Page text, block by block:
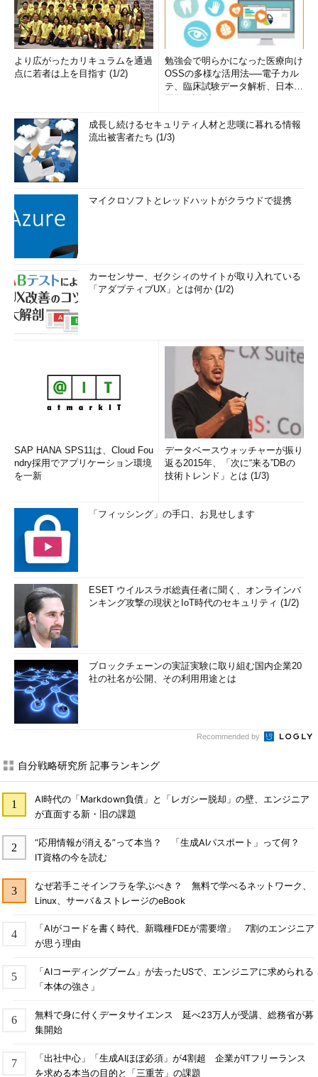
より広がったカリキュラムを通過
点に若者は上を目指す (1/2)
勉強会で明らかになった医療向け
OSSの多様な活用法──電子カル
テ、臨床試験データ解析、日本語
成長し続けるセキュリティ人材と悲嘆に暮れる情報
流出被害者たち (1/3)
マイクロソフトとレッドハットがクラウドで提携
カーセンサー、ゼクシィのサイトが取り入れている
「アダプティブUX」とは何か (1/2)
SAP HANA SPS11は、Cloud Fou
ndry採用でアプリケーション環境
を一新
データベースウォッチャーが振り
返る2015年、「次に“来る”DBの
技術トレンド」とは (1/3)
「フィッシング」の手口、お見せします
ESET ウイルスラボ総責任者に聞く、オンラインバ
ンキング攻撃の現状とIoT時代のセキュリティ (1/2)
ブロックチェーンの実証実験に取り組む国内企業20
社の社名が公開、その利用用途とは
Recommended by
自分戦略研究所 記事ランキング
AI時代の「Markdown負債」と「レガシー脱却」の壁、エンジニア
が直面する新・旧の課題
“応用情報が消える”って本当？ 「生成AIパスポート」って何？
IT資格の今を読む
なぜ若手こそインフラを学ぶべき？ 無料で学べるネットワーク、
Linux、サーバ＆ストレージのeBook
「AIがコードを書く時代、新職種FDEが需要増」 7割のエンジニア
が思う理由
「AIコーディングブーム」が去ったUSで、エンジニアに求められる
「本体の強さ」
無料で身に付くデータサイエンス 延べ23万人が受講、総務省が募
集開始
「出社中心」「生成AIほぼ必須」が4割超 企業がITフリーランス
を求める本当の目的と「三重苦」の課題